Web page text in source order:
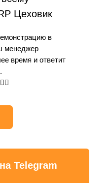
Цеховик
в
менеджер
время и ответит
Telegram